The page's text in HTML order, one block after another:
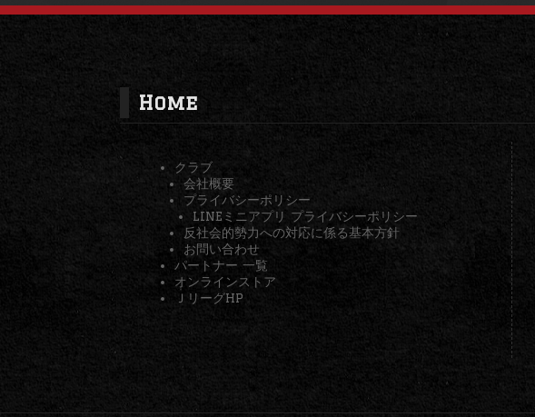
Home
クラブ
会社概要
プライバシーポリシー
LINEミニアプリ プライバシーポリシー
反社会的勢力への対応に係る基本方針
お問い合わせ
パートナー 一覧
オンラインストア
ＪリーグHP